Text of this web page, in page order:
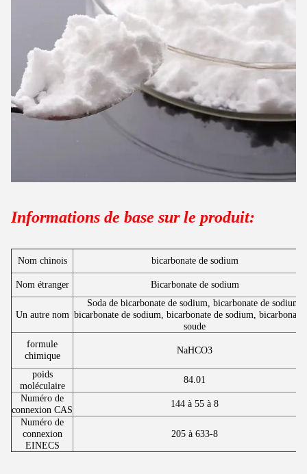
Informations de base sur le produit:
Nom chinois bicarbonate de sodium
Nom étranger Bicarbonate de sodium
Un autre nom
Soda de bicarbonate de sodium, bicarbonate de sodium,
bicarbonate de sodium, bicarbonate de sodium, bicarbonate
soude
formule
chimique
NaHCO3
poids
moléculaire
84.01
Numéro de
connexion CAS
144 à 55 à 8
Numéro de
connexion
EINECS
205 à 633-8